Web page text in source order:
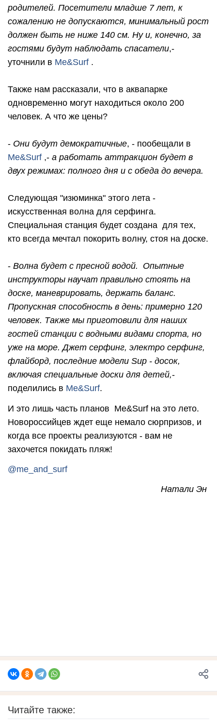
родителей. Посетители младше 7 лет, к
сожалению не допускаются, минимальный рост
должен быть не ниже 140 см. Ну и, конечно, за
гостями будут наблюдать спасатели,-
уточнили в Me&Surf .
Также нам рассказали, что в аквапарке
одновременно могут находиться около 200
человек. А что же цены?
- Они будут демократичные, - пообещали в
Me&Surf ,- а работать аттракцион будет в
двух режимах: полного дня и с обеда до вечера.
Следующая "изюминка" этого лета -
искусственная волна для серфинга.
Специальная станция будет создана для тех,
кто всегда мечтал покорить волну, стоя на доске.
- Волна будет с пресной водой. Опытные
инструкторы научат правильно стоять на
доске, маневрировать, держать баланс.
Пропускная способность в день: примерно 120
человек. Также мы приготовили для наших
гостей станции с водными видами спорта, но
уже на море. Джет серфинг, электро серфинг,
флайборд, последние модели Sup - досок,
включая специальные доски для детей,-
поделились в Me&Surf.
И это лишь часть планов Me&Surf на это лето.
Новороссийцев ждет еще немало сюрпризов, и
когда все проекты реализуются - вам не
захочется покидать пляж!
@me_and_surf
Натали Эн
Читайте также: